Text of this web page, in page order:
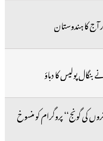
آج کا ہندوستان
بنگال پولیس کا دباؤ
کی گونج‘‘ پروگرام کو منسوخ